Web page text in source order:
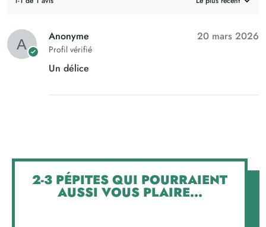
Anonyme
Profil vérifié
20 mars 2026
Un délice
2-3 PÉPITES QUI POURRAIENT
AUSSI VOUS PLAIRE...